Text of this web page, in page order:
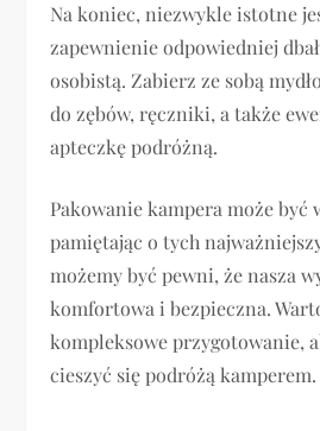
Na koniec, niezwykle istotne
zapewnienie odpowiedniej
osobistą. Zabierz ze sobą
do zębów, ręczniki, a także
apteczkę podróżną.
Pakowanie kampera może być
pamiętając o tych
możemy być pewni, że nasza
komfortowa i bezpieczna.
kompleksowe przygotowanie,
cieszyć się podróżą kamperem.